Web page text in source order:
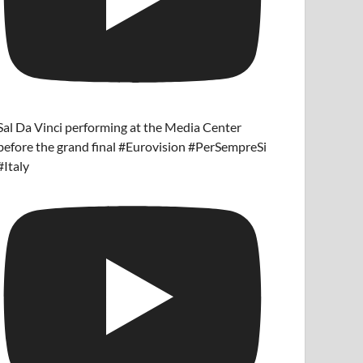
Da Vinci performing at the Media Center
the grand final #Eurovision #PerSempreSi